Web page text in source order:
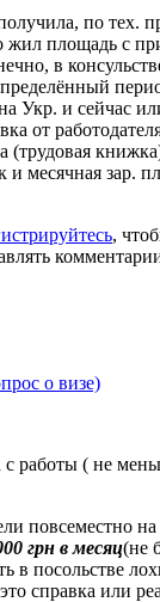
по тех.
жил площадь с
в
Укр. и сейчас
от
(трудовая
и месячная зар.
,
о визе)
с работы ( не
повсеместно
грн в месяц(не
в посольстве
справка или